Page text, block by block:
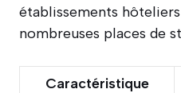
établissements
nombreuses places de
Caractéristique